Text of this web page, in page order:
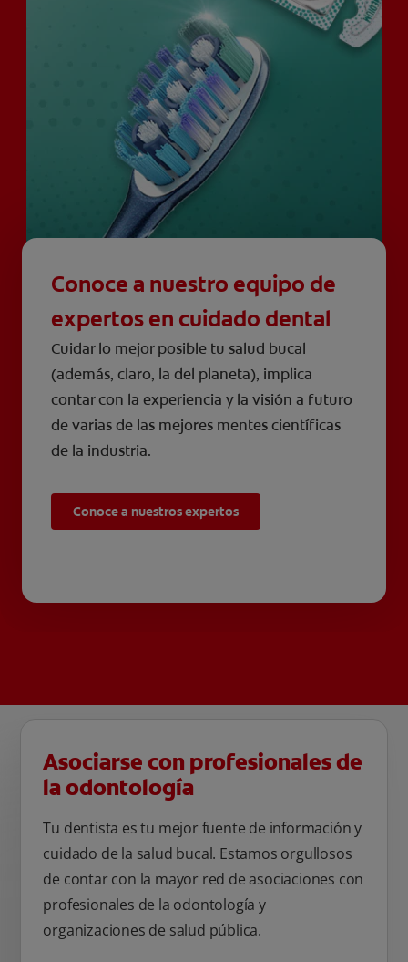
Conoce a nuestro equipo de
expertos en cuidado dental
Cuidar lo mejor posible tu salud bucal
(además, claro, la del planeta), implica
contar con la experiencia y la visión a futuro
de varias de las mejores mentes científicas
de la industria.
Conoce a nuestros expertos
Asociarse con profesionales de
la odontología
Tu dentista es tu mejor fuente de información y
cuidado de la salud bucal. Estamos orgullosos
de contar con la mayor red de asociaciones con
profesionales de la odontología y
organizaciones de salud pública.